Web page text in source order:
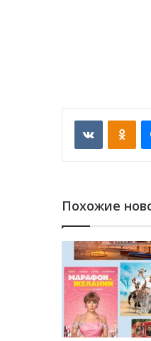
VKontakte
Похожие